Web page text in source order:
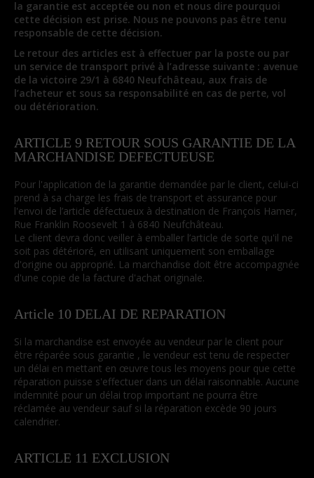
la garantie est acceptée ou non et nous dire pourquoi
cette décision est prise. Nous ne pouvons pas être tenu
responsable de cette décision.
Le retour des articles est à effectuer par la poste ou par
un service de transport privé à l’adresse suivante : avenue
de la victoire 29/1 à 6840 Neufchâteau, aux frais de
l’acheteur et sous sa responsabilité en cas de perte, vol
ou détérioration.
ARTICLE 9 RETOUR SOUS GARANTIE DE LA
MARCHANDISE DEFECTUEUSE
Pour l'application de la garantie demandée par le client, celui-ci
prend à sa charge les frais de transport et assurance pour
l'envoi de l’article défectueux à destination de François Hamer,
Rue Franklin Roosevelt 1 à 6840 Neufchâteau.
Le client devra donc veiller à emballer l’article de sorte qu'il ne
soit pas détérioré, en utilisant uniquement son emballage
d'origine ou approprié. La marchandise doit être accompagnée
d'une copie de la facture d'achat originale.
Article 10 DELAI DE REPARATION
Si la marchandise est envoyée au vendeur par le client pour
être réparée sous garantie , le vendeur est tenu de respecter
un délai en mettant en œuvre tous les moyens pour que cette
réparation puisse s'effectuer dans un délai raisonnable. Aucune
indemnité pour un délai trop important ne pourra être
réclamée au vendeur sauf si la réparation excède 90 jours
calendrier.
ARTICLE 11 EXCLUSION